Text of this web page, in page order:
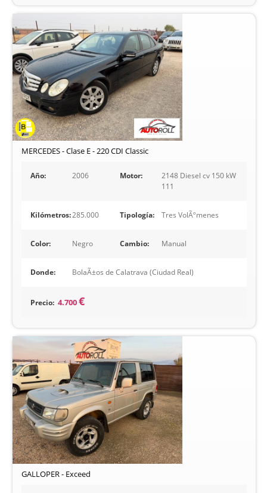
MERCEDES - Clase E - 220 CDI Classic
Año: 2006 Motor:
2148 Diesel cv 150 kW
111
Kilómetros:285.000 Tipología: Tres VolÃºmenes
Color: Negro Cambio: Manual
Donde: BolaÃ±os de Calatrava (Ciudad Real)
Precio: 4.700€
GALLOPER - Exceed